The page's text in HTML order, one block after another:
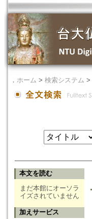
． ホーム > 検索システム >
本文を読む
まだ本館にオーソラ
イズされていません
加えサービス